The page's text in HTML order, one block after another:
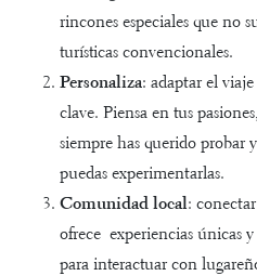
rincones especiales que no
turísticas convencionales.
Personaliza: adaptar el viaje
clave. Piensa en tus
siempre has querido probar
puedas experimentarlas.
Comunidad local:
ofrece experiencias únicas
para interactuar con